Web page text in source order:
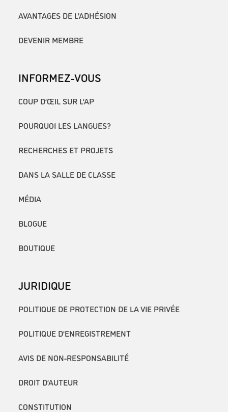
AVANTAGES DE L’ADHÉSION
DEVENIR MEMBRE
INFORMEZ-VOUS
COUP D’ŒIL SUR L’AP
POURQUOI LES LANGUES?
RECHERCHES ET PROJETS
DANS LA SALLE DE CLASSE
MÉDIA
BLOGUE
BOUTIQUE
JURIDIQUE
POLITIQUE DE PROTECTION DE LA VIE PRIVÉE
POLITIQUE D’ENREGISTREMENT
AVIS DE NON-RESPONSABILITÉ
DROIT D’AUTEUR
CONSTITUTION